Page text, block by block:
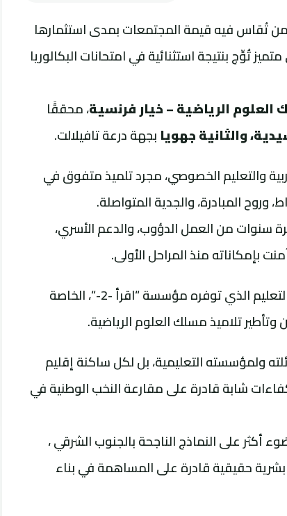
تُقاس فيه قيمة المجتمعات بمدى استثمارها
تُوِّج بنتيجة استثنائية في امتحانات البكالوريا
الرياضية – خيار فرنسية، محققًا
والثانية جهويا بجهة درعة تافيلالت.
الذي تابع دراسته بثانوية “اقرأ -2-” للتربية والتعليم الخصوصي، مجرد تلميذ متفوق في
وروح المبادرة، والجدية المتواصلة.
سنوات من العمل الدؤوب، والدعم الأسري،
بإمكاناته منذ المراحل الأولى.
وتعكس النتيجة التي حصل عليها منيب مدى جودة التعليم الذي توفره مؤسسة “اقرأ -2-“، الخاصة
تلاميذ مسلك العلوم الرياضية.
ولمؤسسته التعليمية، بل لكل ساكنة إقليم
شابة قادرة على مقارعة النخب الوطنية في
أكثر على النماذج الناجحة بالجنوب الشرقي ،
بشرية حقيقية قادرة على المساهمة في بناء